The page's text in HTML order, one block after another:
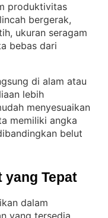
produktivitas
bergerak,
ukuran seragam
bebas dari
di alam atau
lebih
menyesuaikan
memiliki angka
belut
yang Tepat
dalam
yang tersedia